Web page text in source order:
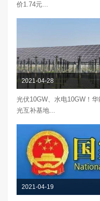
价1.74元...
2021-04-28
光伏10GW、水电10GW！
光互补基地...
2021-04-19